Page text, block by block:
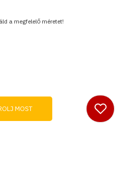
a megfelelő méretet!
MOST